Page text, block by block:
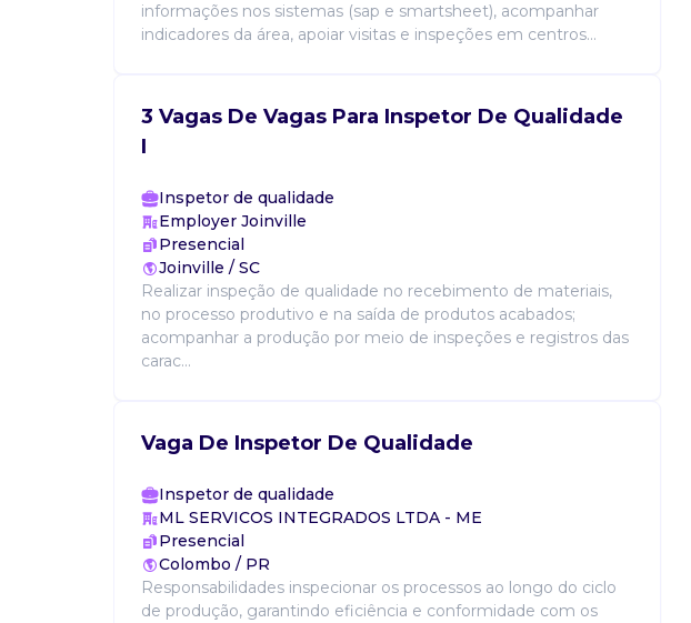
informações nos sistemas (sap e smartsheet), acompanhar
indicadores da área, apoiar visitas e inspeções em centros...
3 Vagas De Vagas Para Inspetor De Qualidade
I
Inspetor de qualidade
Employer Joinville
Presencial
Joinville / SC
Realizar inspeção de qualidade no recebimento de materiais,
no processo produtivo e na saída de produtos acabados;
acompanhar a produção por meio de inspeções e registros das
carac...
Vaga De Inspetor De Qualidade
Inspetor de qualidade
ML SERVICOS INTEGRADOS LTDA - ME
Presencial
Colombo / PR
Responsabilidades inspecionar os processos ao longo do ciclo
de produção, garantindo eficiência e conformidade com os